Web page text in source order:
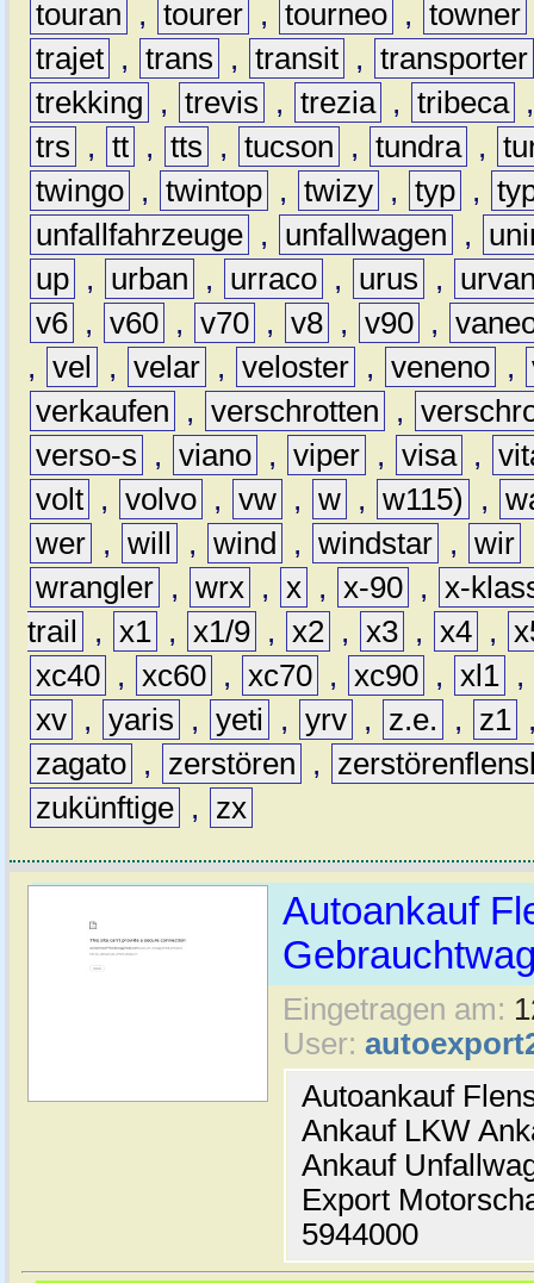
touran , tourer , tourneo , towner
trajet , trans , transit , transporter
trekking
, trevis , trezia , tribeca
trs
, tt , tts , tucson , tundra ,
twingo , twintop , twizy , typ ,
unfallfahrzeuge , unfallwagen ,
up , urban , urraco , urus ,
v6 , v60 , v70 , v8 , v90 ,
, vel , velar , veloster , veneno ,
verkaufen
, verschrotten ,
verso-s
, viano , viper , visa ,
volt , volvo , vw , w , w115) ,
wer , will , wind , windstar , wir
wrangler , wrx , x , x-90 , x-
trail
, x1 , x1/9 , x2 , x3 , x4 ,
xc40 , xc60 , xc70 , xc90 , xl1 ,
xv , yaris , yeti , yrv , z.e. , z1
zagato , zerstören ,
zukünftige , zx
Autoankauf
Eingetragen am:
User:
Autoankauf
Ankauf LKW
Ankauf
Export
5944000